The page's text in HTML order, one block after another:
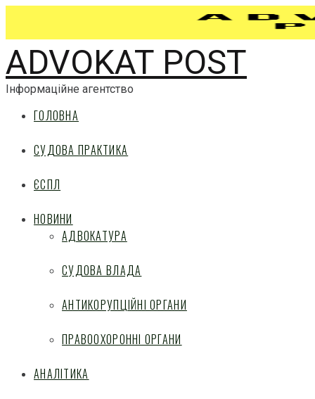
ADVOKAT POST
Інформаційне агентство
ГОЛОВНА
СУДОВА ПРАКТИКА
ЄСПЛ
НОВИНИ
АДВОКАТУРА
СУДОВА ВЛАДА
АНТИКОРУПЦІЙНІ ОРГАНИ
ПРАВООХОРОННІ ОРГАНИ
АНАЛІТИКА